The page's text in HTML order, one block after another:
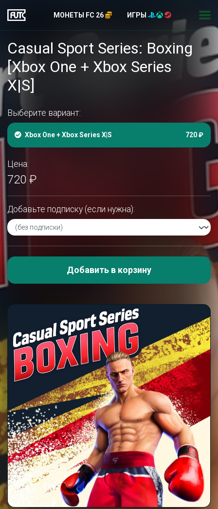
МОНЕТЫ FC 26 ИГРЫ
Casual Sport Series: Boxing
[Xbox One + Xbox Series
X|S]
Выберите вариант:
Xbox One + Xbox Series X|S 720 ₽
Цена:
720 ₽
Добавьте подписку (если нужна):
Добавить в корзину